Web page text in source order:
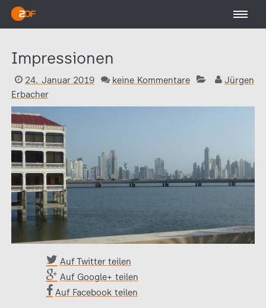
Impressionen
24. Januar 2019 keine Kommentare
Jürgen
Erbacher
Auf Twitter teilen
Auf Google+ teilen
Auf Facebook teilen